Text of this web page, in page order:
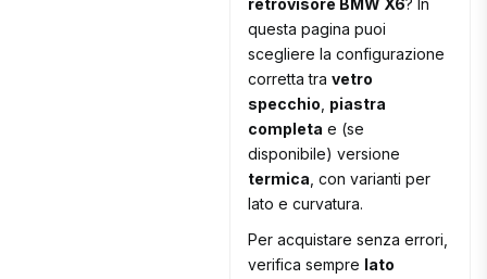
retrovisore BMW X6? In
questa pagina puoi
scegliere la configurazione
corretta travetro
specchio piastra
completa e (se
disponibile) versione
termica , con varianti per
lato e curvatura.
Per acquistare senza errori,
verifica sempre lato